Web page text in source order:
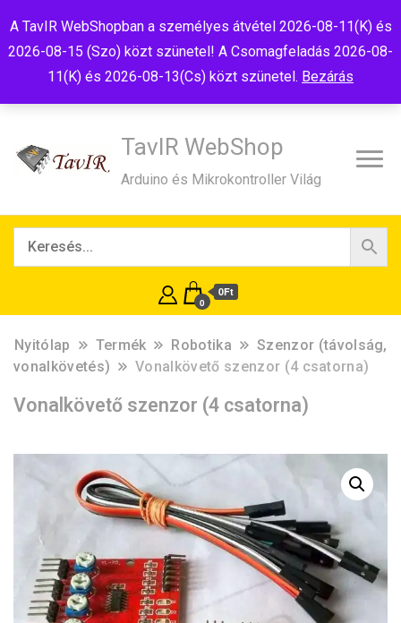
A TavIR WebShopban a személyes átvétel 2026-08-11(K) és
2026-08-15 (Szo) közt szünetel! A Csomagfeladás 2026-08-
11(K) és 2026-08-13(Cs) közt szünetel. Bezárás
TavIR WebShop
Arduino és Mikrokontroller Világ
0
0Ft
Nyitólap Termék Robotika
Szenzor (távolság,
vonalkövetés)
Vonalkövető szenzor (4 csatorna)
Vonalkövető szenzor (4 csatorna)